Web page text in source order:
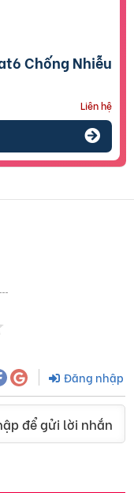
Liên hệ
Đăng nhập
để gửi lời nhắn